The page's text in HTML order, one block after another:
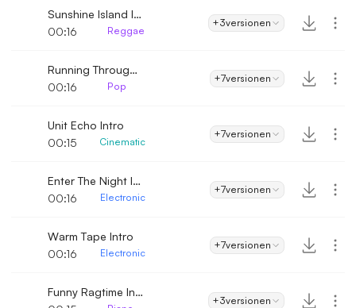
Sunshine Island Intro
00:16
Reggae
+3versionen
Running Through The Night Intro
00:16
Pop
+7versionen
Unit Echo Intro
00:15
Cinematic
+7versionen
Enter The Night Intro
00:16
Electronic
+7versionen
Warm Tape Intro
00:16
Electronic
+7versionen
Funny Ragtime Intro
+3versionen